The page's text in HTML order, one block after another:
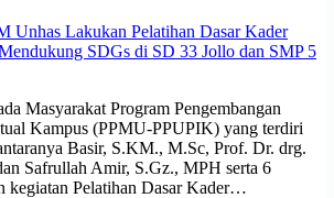
Masyarakat Program Pengembangan
Kampus (PPMU-PPUPIK) yang terdiri
Basir, S.KM., M.Sc, Prof. Dr. drg.
Safrullah Amir, S.Gz., MPH serta 6
kegiatan Pelatihan Dasar Kader…